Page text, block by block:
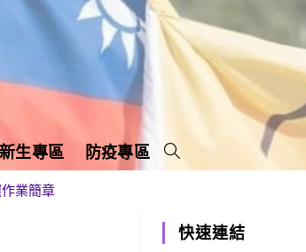
新生專區 防疫專區
業簡章
快速連結